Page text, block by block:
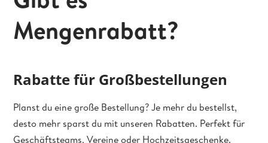
Mengenrabatt?
Rabatte für Großbestellungen
Planst du eine große Bestellung? Je mehr du bestellst,
desto mehr sparst du mit unseren Rabatten. Perfekt für
Geschäftsteams, Vereine oder Hochzeitsgeschenke.